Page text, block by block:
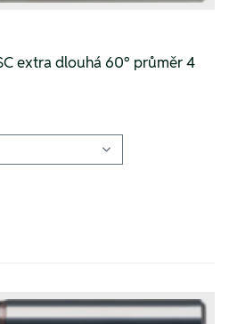
extra dlouhá 60° průměr 4
hinzufügen